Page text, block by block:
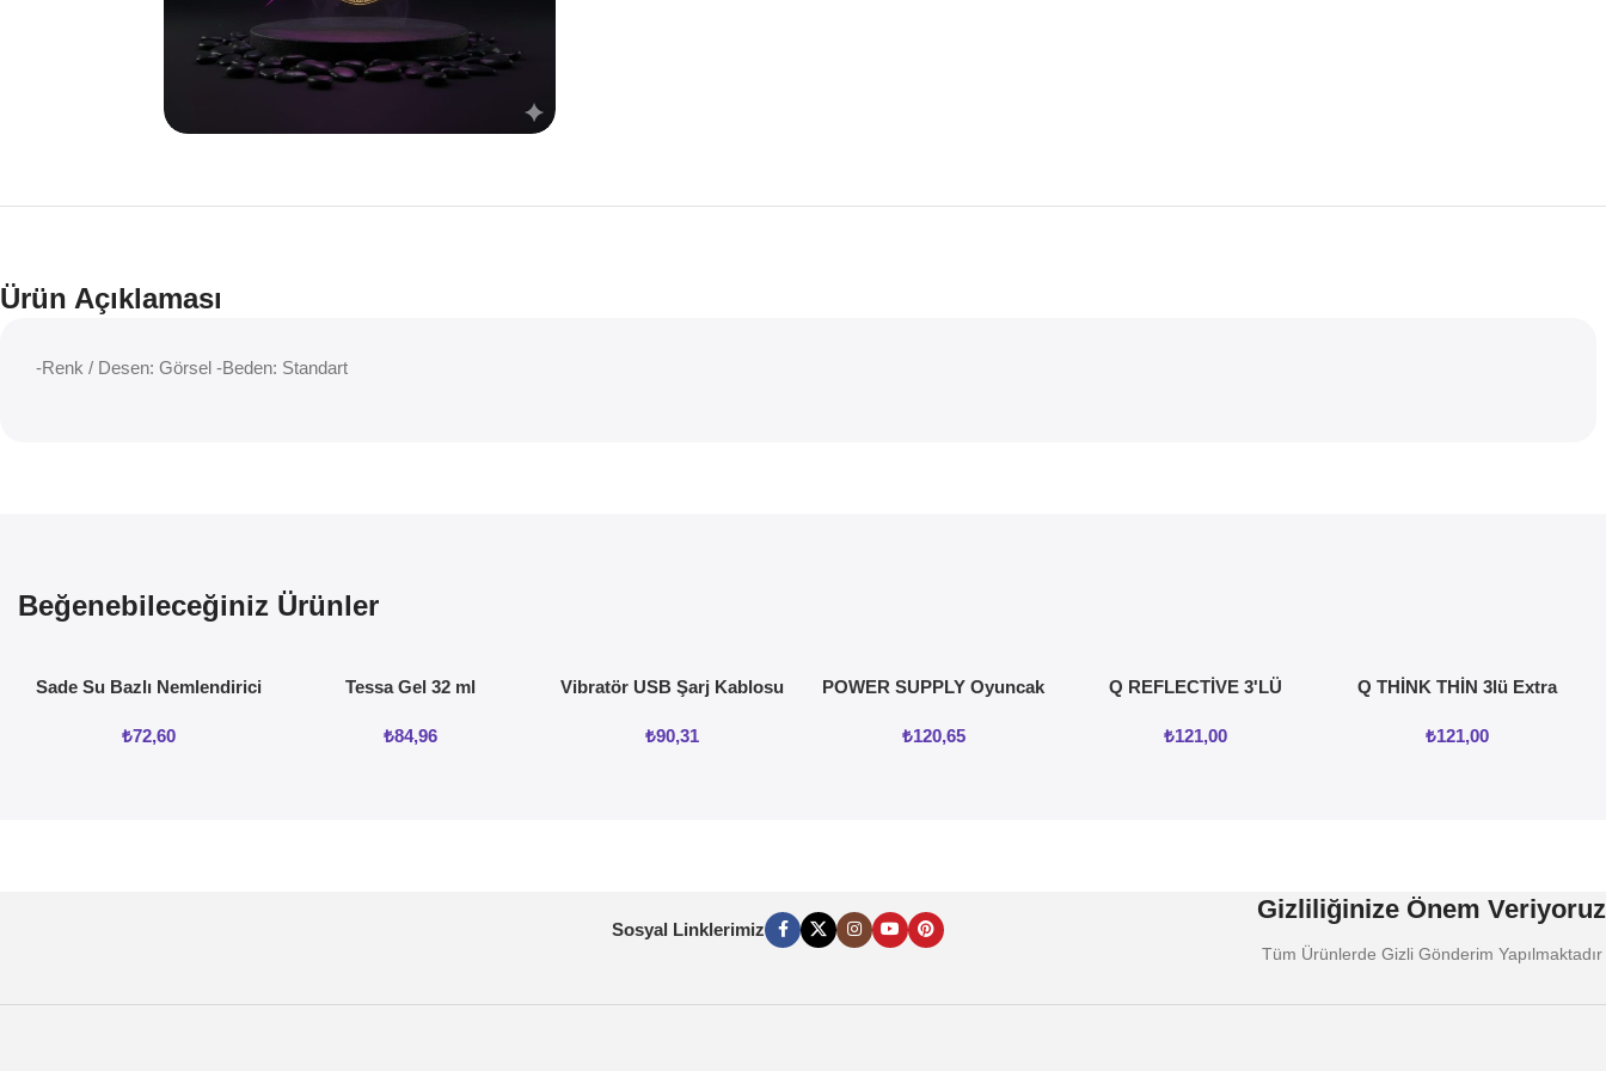
Ürün Açıklaması
-Renk / Desen: Görsel -Beden: Standart
Beğenebileceğiniz Ürünler
Sade Su Bazlı Nemlendirici
₺72,60
Tessa Gel 32 ml
₺84,96
Vibratör USB Şarj Kablosu
₺90,31
POWER SUPPLY Oyuncak
₺120,65
Q REFLECTİVE 3'LÜ
PREZERVATİF
₺121,00
Q THİNK THİN 3lü Extra
₺121,00
Sosyal Linklerimiz
Gizliliğinize Önem Veriyoruz
Tüm Ürünlerde Gizli Gönderim Yapılmaktadır